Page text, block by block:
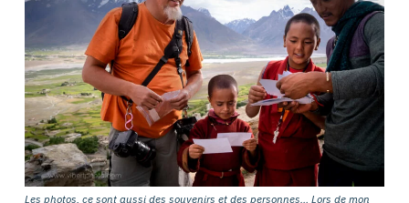
Les photos, ce sont aussi des souvenirs et des personnes… Lors de mon